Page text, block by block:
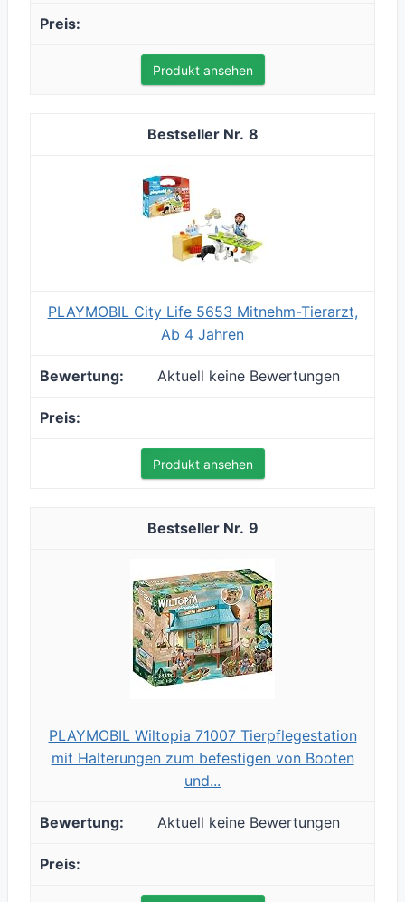
Produkt ansehen
8
PLAYMOBIL City Life 5653 Mitnehm-Tierarzt,
Ab 4 Jahren
Aktuell keine Bewertungen
Produkt ansehen
9
PLAYMOBIL Wiltopia 71007 Tierpflegestation
mit Halterungen zum befestigen von Booten
und...
Aktuell keine Bewertungen